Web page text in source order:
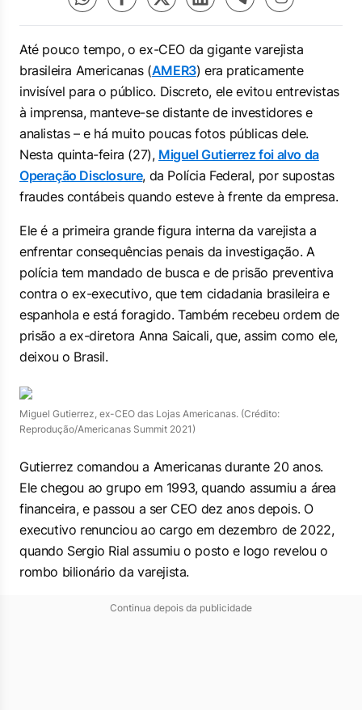
Até pouco tempo, o ex-CEO da gigante varejista
brasileira Americanas (AMER3) era praticamente
invisível para o público. Discreto, ele evitou entrevistas
à imprensa, manteve-se distante de investidores e
analistas – e há muito poucas fotos públicas dele.
Nesta quinta-feira (27), Miguel Gutierrez foi alvo da
Operação Disclosure, da Polícia Federal, por supostas
fraudes contábeis quando esteve à frente da empresa.
Ele é a primeira grande figura interna da varejista a
enfrentar consequências penais da investigação. A
polícia tem mandado de busca e de prisão preventiva
contra o ex-executivo, que tem cidadania brasileira e
espanhola e está foragido. Também recebeu ordem de
prisão a ex-diretora Anna Saicali, que, assim como ele,
deixou o Brasil.
Miguel Gutierrez, ex-CEO das Lojas Americanas. (Crédito:
Reprodução/Americanas Summit 2021)
Gutierrez comandou a Americanas durante 20 anos.
Ele chegou ao grupo em 1993, quando assumiu a área
financeira, e passou a ser CEO dez anos depois. O
executivo renunciou ao cargo em dezembro de 2022,
quando Sergio Rial assumiu o posto e logo revelou o
rombo bilionário da varejista.
Continua depois da publicidade